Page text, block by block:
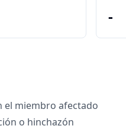
-
el miembro afectado
o hinchazón